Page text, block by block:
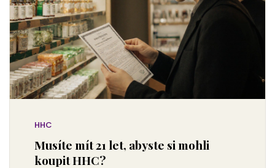
HHC
Musíte mít 21 let, abyste si mohli
koupit HHC?